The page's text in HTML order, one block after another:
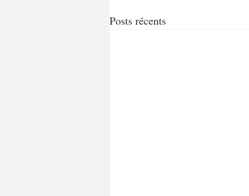
Posts récents